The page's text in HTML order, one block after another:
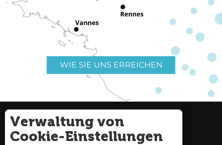
WIE SIE UNS ERREICHEN
Nützliche Links
Seitenverzeichnis
Verwaltung von
Cookie-Einstellungen